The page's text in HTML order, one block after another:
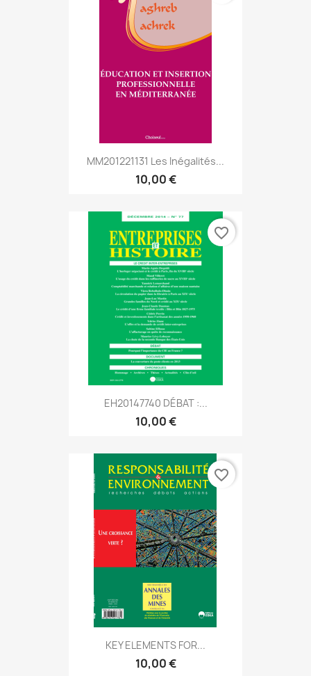
MM201221131 Les Inégalités...
10,00 €
EH20147740 DÉBAT :...
10,00 €
favorite_border
KEY ELEMENTS FOR...
10,00 €
favorite_border